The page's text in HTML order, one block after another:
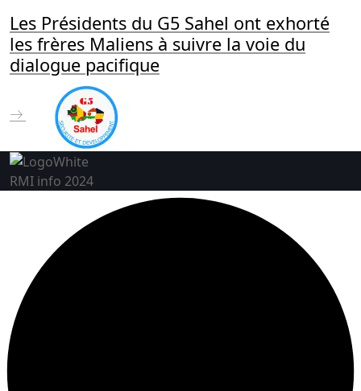
Les Présidents du G5 Sahel ont exhorté
les frères Maliens à suivre la voie du
dialogue pacifique
RMI info 2024